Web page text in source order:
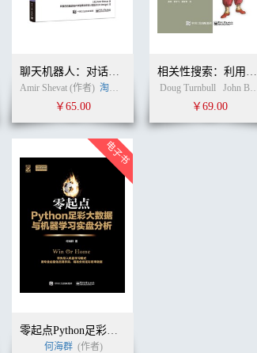
聊天机器人：对话式体验产品设计
Amir Shevat (作者) 淘宝（中国）软件有限公司 (译者)
￥65.00
相关性搜索：利用Solr与Elasticsearch创建智能应用
Doug Turnbull John Berryman
￥69.00
零起点Python足彩大数据与机器学习实盘分析
何海群 (作者)